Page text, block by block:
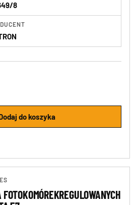
8
do koszyka
FOTOKOMÓREKREGULOWANYCH